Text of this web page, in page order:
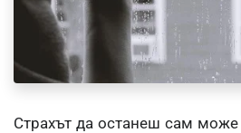
Страхът да останеш сам